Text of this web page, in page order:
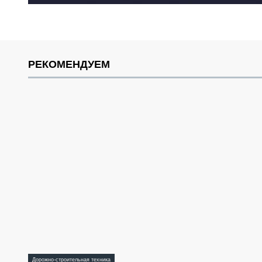
РЕКОМЕНДУЕМ
Дорожно-строительная техника